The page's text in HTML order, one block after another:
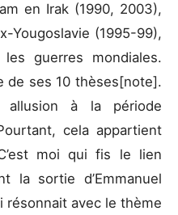
en Irak (1990, 2003),
Yougoslavie (1995-99),
guerres mondiales.
de ses 10 thèses[note].
à la période
cela appartient
moi qui fis le lien
la sortie d’Emmanuel
résonnait avec le thème